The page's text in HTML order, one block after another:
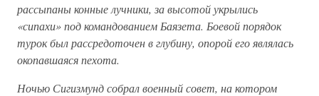
рассыпаны конные лучники, за высотой укрылись
«сипахи» под командованием Баязета. Боевой порядок
турок был рассредоточен в глубину, опорой его являлась
окопавшаяся пехота.
Ночью Сигизмунд собрал военный совет, на котором